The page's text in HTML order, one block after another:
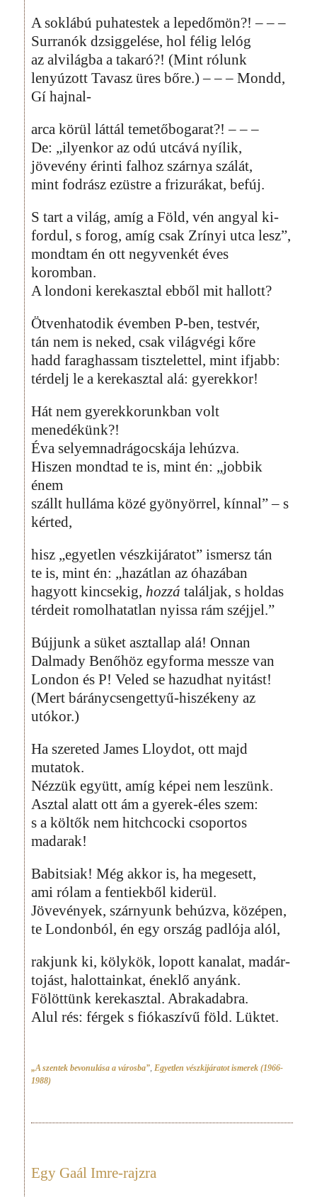
A soklábú puhatestek a lepedőmön?! – – –
Surranók dzsiggelése, hol félig lelóg
az alvilágba a takaró?! (Mint rólunk
lenyúzott Tavasz üres bőre.) – – – Mondd,
Gí hajnal-
arca körül láttál temetőbogarat?! – – –
De: „ilyenkor az odú utcává nyílik,
jövevény érinti falhoz szárnya szálát,
mint fodrász ezüstre a frizurákat, befúj.
S tart a világ, amíg a Föld, vén angyal ki-
fordul, s forog, amíg csak Zrínyi utca lesz”,
mondtam én ott negyvenkét éves
koromban.
A londoni kerekasztal ebből mit hallott?
Ötvenhatodik évemben P-ben, testvér,
tán nem is neked, csak világvégi kőre
hadd faraghassam tisztelettel, mint ifjabb:
térdelj le a kerekasztal alá: gyerekkor!
Hát nem gyerekkorunkban volt
menedékünk?!
Éva selyemnadrágocskája lehúzva.
Hiszen mondtad te is, mint én: „jobbik
énem
szállt hulláma közé gyönyörrel, kínnal” – s
kérted,
hisz „egyetlen vészkijáratot” ismersz tán
te is, mint én: „hazátlan az óhazában
hagyott kincsekig, hozzá találjak, s holdas
térdeit romolhatatlan nyissa rám széjjel.”
Bújjunk a süket asztallap alá! Onnan
Dalmady Benőhöz egyforma messze van
London és P! Veled se hazudhat nyitást!
(Mert báránycsengettyű-hiszékeny az
utókor.)
Ha szereted James Lloydot, ott majd
mutatok.
Nézzük együtt, amíg képei nem leszünk.
Asztal alatt ott ám a gyerek-éles szem:
s a költők nem hitchcocki csoportos
madarak!
Babitsiak! Még akkor is, ha megesett,
ami rólam a fentiekből kiderül.
Jövevények, szárnyunk behúzva, középen,
te Londonból, én egy ország padlója alól,
rakjunk ki, kölykök, lopott kanalat, madár-
tojást, halottainkat, éneklő anyánk.
Fölöttünk kerekasztal. Abrakadabra.
Alul rés: férgek s fiókaszívű föld. Lüktet.
„A szentek bevonulása a városba”, Egyetlen vészkijáratot ismerek (1966-
1988)
Egy Gaál Imre-rajzra